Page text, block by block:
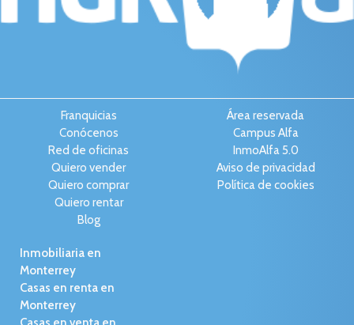
Franquicias
Conócenos
Red de oficinas
Quiero vender
Quiero comprar
Quiero rentar
Blog
Área reservada
Campus Alfa
InmoAlfa 5.0
Aviso de privacidad
Política de cookies
Inmobiliaria en
Monterrey
Casas en renta en
Monterrey